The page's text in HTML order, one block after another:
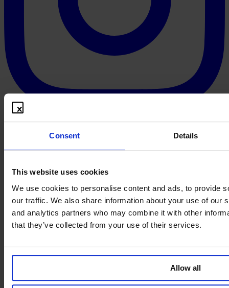
Consent Details
This website uses cookies
We use cookies to personalise content and ads, to provide
our traffic. We also share information about your use of our
and analytics partners who may combine it with other
that they’ve collected from your use of their services.
Allow all